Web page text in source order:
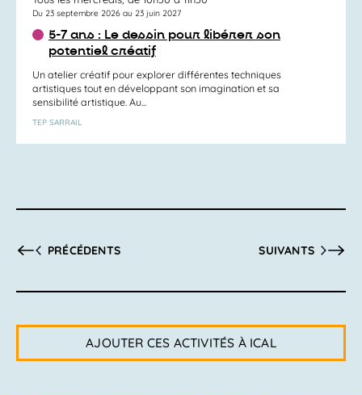
Du 23 septembre 2026 au 23 juin 2027
5-7 ans : Le dessin pour libérer son
potentiel créatif
Un atelier créatif pour explorer différentes techniques
artistiques tout en développant son imagination et sa
sensibilité artistique. Au...
TEP SARRAIL
ACTIVITÉS
PRÉCÉDENTS ACTIVITÉS
SUIVANTS
AJOUTER CES ACTIVITÉS À ICAL